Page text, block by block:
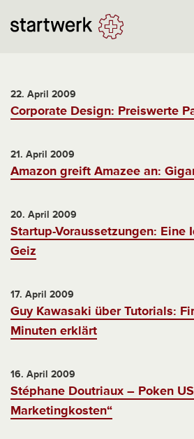
22. April 2009
Corporate Design: Preiswerte
21. April 2009
Amazon greift Amazee an:
20. April 2009
Startup-Voraussetzungen: Eine
Geiz
17. April 2009
Guy Kawasaki über Tutorials:
Minuten erklärt
16. April 2009
Stéphane Doutriaux – Poken
Marketingkosten“